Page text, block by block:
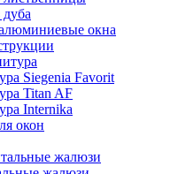
окна
Siegenia Favorit
Titan AF
Internika
окон
жалюзи